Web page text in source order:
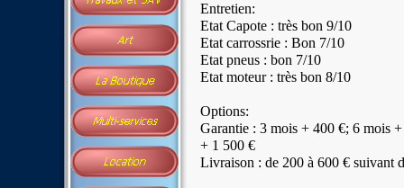
Entretien:
Etat Capote : très bon 9/10
Etat carrossrie : Bon 7/10
Etat pneus : bon 7/10
Etat moteur : très bon 8/10
Options:
Garantie : 3 mois + 400 €; 6 mois
+ 1 500 €
Livraison : de 200 à 600 € suivant